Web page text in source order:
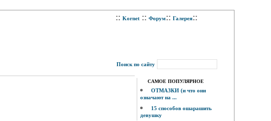
:: Kornet :: Форум:: Галерея::
Поиск по сайту
САМОЕ ПОПУЛЯРНОЕ
ОТМАЗКИ (и что они
означают на ...
15 способов ошарашить
девушку